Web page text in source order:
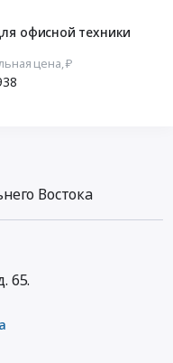
офисной техники
цена, ₽
Востока
65.